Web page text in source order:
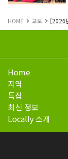
HOME 교토 [2026
Home
지역
특집
최신 정보
Locally 소개